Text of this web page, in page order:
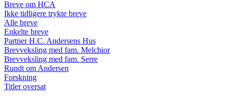
Breve om HCA
Ikke tidligere trykte breve
Alle breve
Enkelte breve
Partner H.C. Andersens Hus
Brevveksling med fam. Melchior
Brevveksling med fam. Serre
Rundt om Andersen
Forskning
Titler oversat